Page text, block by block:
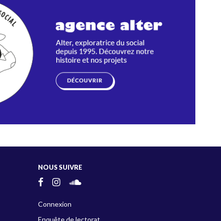
NOUS SUIVRE
Connexion
Enquête de lectorat